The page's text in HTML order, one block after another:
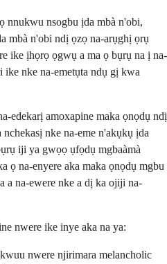
nnukwu nsogbu ịda mbà n'obi,
mbà n'obi ndị ọzọ na-arụghị ọrụ
ike ịhọrọ ọgwụ a ma ọ bụrụ na ị na-
ike nke na-emetụta ndụ gị kwa
edekarị amoxapine maka ọnọdụ ndị
nke na-eme n'akụkụ ịda
iji ya gwọọ ụfọdụ mgbaàmà
ọ na-enyere aka maka ọnọdụ mgbu
a na-ewere nke a dị ka ojiji na-
nwere ike inye aka na ya:
nwere njirimara melancholic